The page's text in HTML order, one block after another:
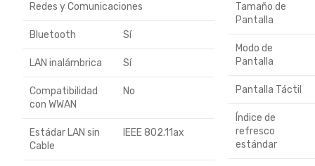
Redes y Comunicaciones
Bluetooth Sí
LAN inalámbrica Sí
Compatibilidad
con WWAN
No
Estádar LAN sin
Cable
IEEE 802.11ax
Tamaño de
Pantalla
Modo de
Pantalla
Pantalla Táctil
Índice de
refresco
estándar